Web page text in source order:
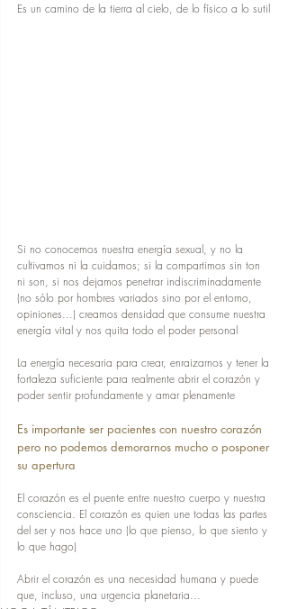
Es un camino de la tierra al cielo, de lo físico a lo sutil
Si no conocemos nuestra energía sexual, y no la
cultivamos ni la cuidamos; si la compartimos sin ton
ni son, si nos dejamos penetrar indiscriminadamente
(no sólo por hombres variados sino por el entorno,
opiniones...) creamos densidad que consume nuestra
energía vital y nos quita todo el poder personal
La energía necesaria para crear, enraizarnos y tener la
fortaleza suficiente para realmente abrir el corazón y
poder sentir profundamente y amar plenamente
Es importante ser pacientes con nuestro corazón
pero no podemos demorarnos mucho o posponer
su apertura
El corazón es el puente entre nuestro cuerpo y nuestra
consciencia. El corazón es quien une todas las partes
del ser y nos hace uno (lo que pienso, lo que siento y
lo que hago)
Abrir el corazón es una necesidad humana y puede
que, incluso, una urgencia planetaria...